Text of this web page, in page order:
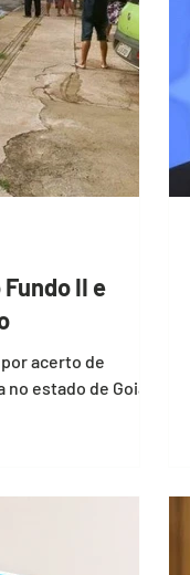
II e
acerto de
estado de Goiás.